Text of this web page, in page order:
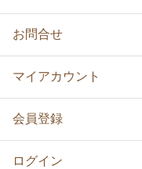
お問合せ
マイアカウント
会員登録
ログイン